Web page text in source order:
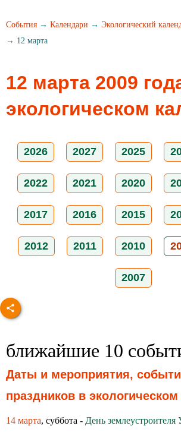
События → Календари → Экологический
→ 12 марта
12 марта 2009
экологическом
2026 2027 2025
2022 2021 2020
2017 2016 2015
2012 2011 2010
2007
ближайшие 10
Даты и мероприятия,
праздников в
14 марта, суббота - День